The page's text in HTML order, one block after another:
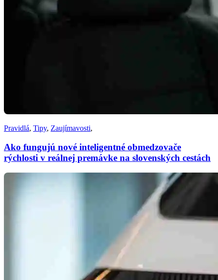
Pravidlá, Tipy, Zaujímavosti,
Ako fungujú nové inteligentné obmedzovače
rýchlosti v reálnej premávke na slovenských cestách